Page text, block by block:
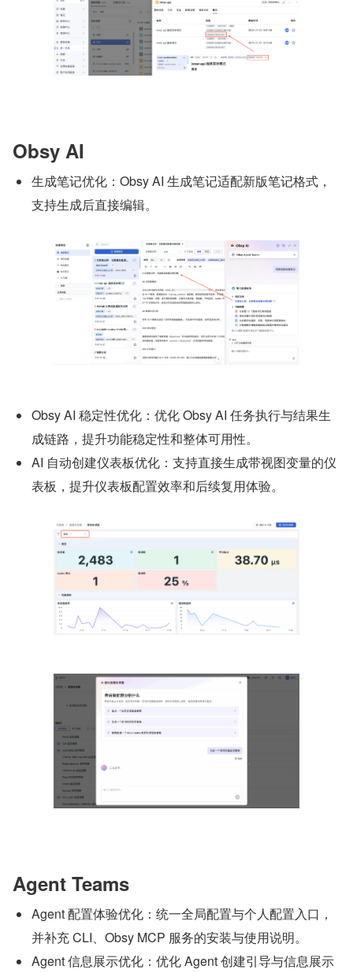
Obsy AI
生成笔记优化：Obsy AI 生成笔记适配新版笔记格式，
支持生成后直接编辑。
Obsy AI 稳定性优化：优化 Obsy AI 任务执行与结果生
成链路，提升功能稳定性和整体可用性。
AI 自动创建仪表板优化：支持直接生成带视图变量的仪
表板，提升仪表板配置效率和后续复用体验。
Agent Teams
Agent 配置体验优化：统一全局配置与个人配置入口，
并补充 CLI、Obsy MCP 服务的安装与使用说明。
Agent 信息展示优化：优化 Agent 创建引导与信息展示